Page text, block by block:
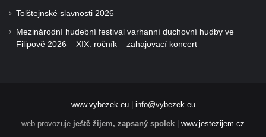
Tolštejnské slavnosti 2026
Mezinárodní hudební festival varhanní duchovní hudby ve
Filipově 2026 – XIX. ročník – zahajovací koncert
www.vybezek.eu| info@vybezek.eu
web provozuje ještě žijem, zapsaný spolek www.jestezijem.cz